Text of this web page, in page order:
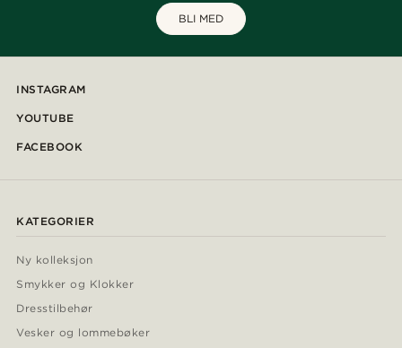
BLI MED
INSTAGRAM
YOUTUBE
FACEBOOK
KATEGORIER
Ny kolleksjon
Smykker og Klokker
Dresstilbehør
Vesker og lommebøker